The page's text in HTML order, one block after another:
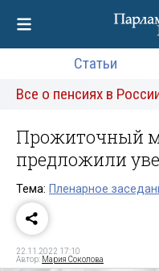
Статьи
Все о пенсиях в
Прожиточный
предложили
Тема: Пленарное
22.11.2022 17:10
Автор: Мария Соколова